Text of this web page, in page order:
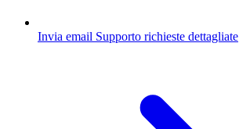
Invia email Supporto richieste dettagliate